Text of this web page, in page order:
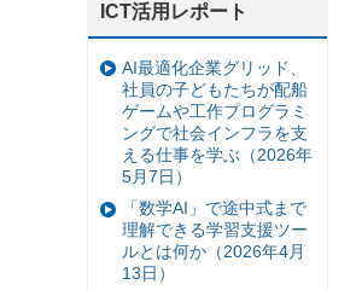
ICT活用レポート
AI最適化企業グリッド、
社員の子どもたちが配船
ゲームや工作プログラミ
ングで社会インフラを支
える仕事を学ぶ（2026年
5月7日）
「数学AI」で途中式まで
理解できる学習支援ツー
ルとは何か（2026年4月
13日）